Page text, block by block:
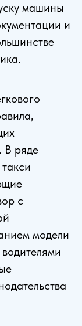
машины
и
В ряде
с
модели